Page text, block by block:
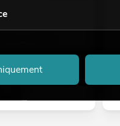
d'autres caractéristiques